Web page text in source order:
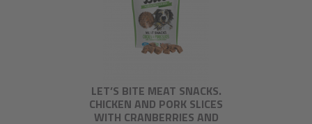
LET’S BITE MEAT SNACKS.
CHICKEN AND PORK SLICES
WITH CRANBERRIES AND